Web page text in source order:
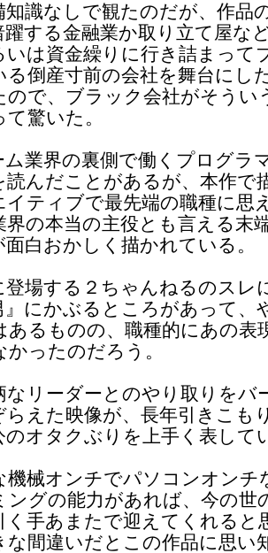
知識なしで観たのだが、作品
躍する金融業か取り立て屋な
いは資金繰りに行き詰まって
る倒産寸前の会社を舞台にし
ので、ブラック会社がそうい
驚いた。
ム業界の裏側で働くプログラ
読んだことがあるが、本作で
イティブで最先端の職種に思
界の本当の主役とも言える末
白おかしく描かれている。
登場する２ちゃんねるのスレ
』にかぶるところがあって、
あるものの、職種的にあの表
かったのだろう。
なリーダーとのやり取りをバ
らえた映像が、長年引きこも
のオタクぶりを上手く表して
機械オンチでパソコンオンチ
ングの能力があれば、今の世
く手あまたで迎えてくれると
な間違いだとこの作品に思い